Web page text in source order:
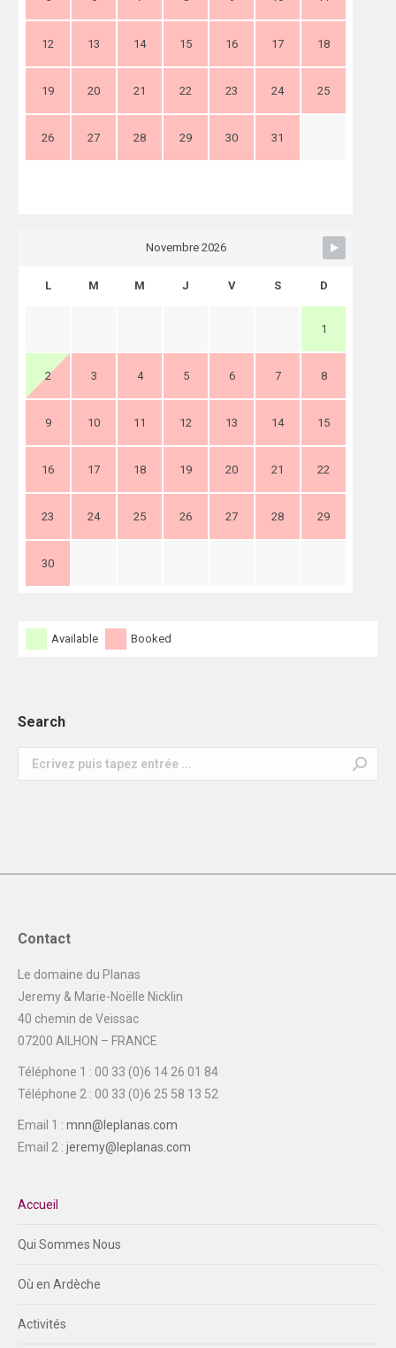
12 13 14 15 16 17 18
19 20 21 22 23 24 25
26 27 28 29 30 31
Novembre 2026
L M M J V S D
1
2 3 4 5 6 7 8
9 10 11 12 13 14 15
16 17 18 19 20 21 22
23 24 25 26 27 28 29
30
Available Booked
Search
Search:
Contact
Le domaine du Planas
Jeremy & Marie-Noëlle Nicklin
40 chemin de Veissac
07200 AILHON – FRANCE
Téléphone 1 : 00 33 (0)6 14 26 01 84
Téléphone 2 : 00 33 (0)6 25 58 13 52
Email 1 : mnn@leplanas.com
Email 2 : jeremy@leplanas.com
Accueil
Qui Sommes Nous
Où en Ardèche
Activités